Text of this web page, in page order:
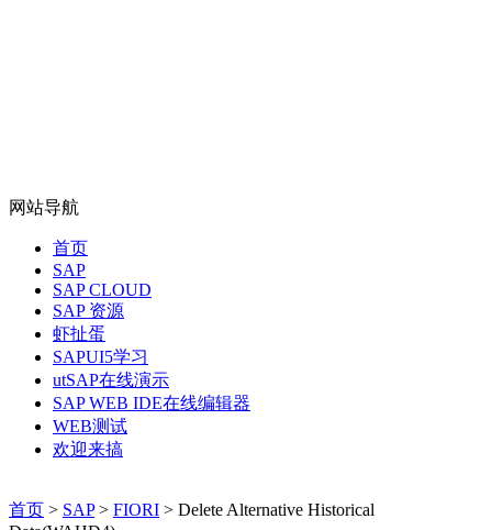
网站导航
首页
SAP
SAP CLOUD
SAP 资源
虾扯蛋
SAPUI5学习
utSAP在线演示
SAP WEB IDE在线编辑器
WEB测试
欢迎来搞
首页 > SAP> FIORI > Delete Alternative Historical